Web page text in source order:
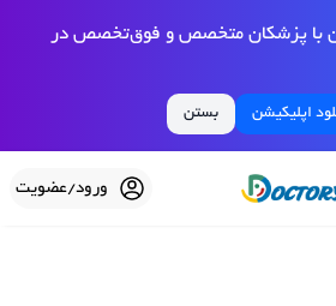
با پزشکان متخصص و فوق‌تخصص در
اپلیکیشن بستن
ورود/عضویت